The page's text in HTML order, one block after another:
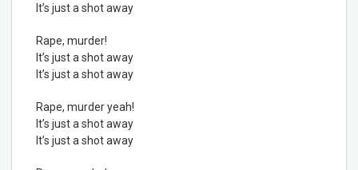
It’s just a shot away
Rape, murder!
It’s just a shot away
It’s just a shot away
Rape, murder yeah!
It’s just a shot away
It’s just a shotaway